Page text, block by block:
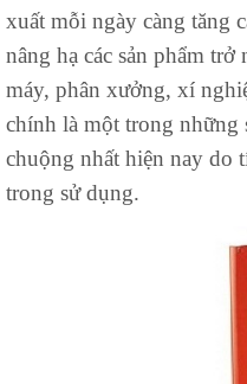
xuất mỗi ngày càng tăng
nâng hạ các sản phẩm
máy, phân xưởng, xí
chính là một trong những
chuộng nhất hiện nay do
trong sử dụng.